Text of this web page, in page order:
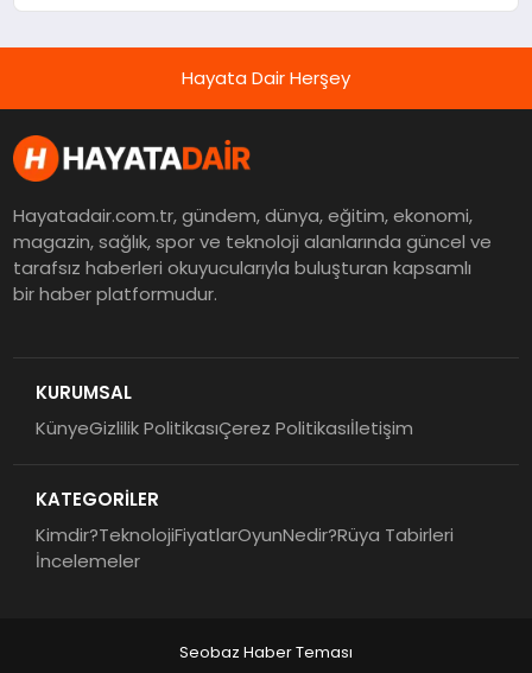
Hayata Dair Herşey
Hayatadair.com.tr, gündem, dünya, eğitim, ekonomi,
magazin, sağlık, spor ve teknoloji alanlarında güncel ve
tarafsız haberleri okuyucularıyla buluşturan kapsamlı
bir haber platformudur.
KURUMSAL
KünyeGizlilik PolitikasıÇerez Politikasıİletişim
KATEGORİLER
Kimdir?TeknolojiFiyatlarOyunNedir?Rüya Tabirleri
İncelemeler
Seobaz Haber Teması